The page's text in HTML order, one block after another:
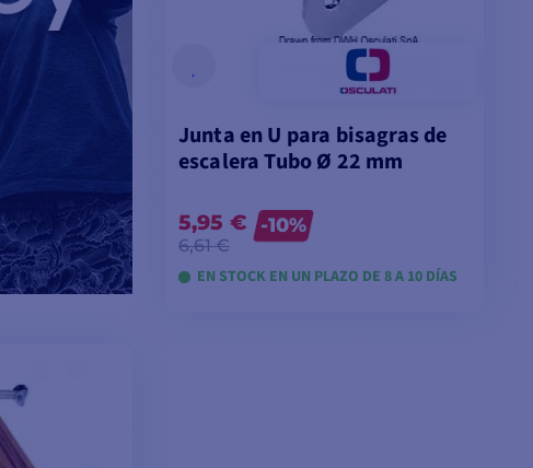
Junta en U para bisagras de
escalera Tubo Ø 22 mm
5,95 €
6,61 €
-10%
EN STOCK EN UN PLAZO DE 8 A 10 DÍAS